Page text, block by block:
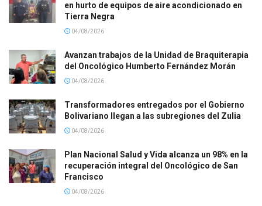
en hurto de equipos de aire acondicionado en
Tierra Negra
04/08/2026
Avanzan trabajos de la Unidad de Braquiterapia
del Oncológico Humberto Fernández Morán
04/08/2026
Transformadores entregados por el Gobierno
Bolivariano llegan a las subregiones del Zulia
04/08/2026
Plan Nacional Salud y Vida alcanza un 98% en la
recuperación integral del Oncológico de San
Francisco
04/08/2026